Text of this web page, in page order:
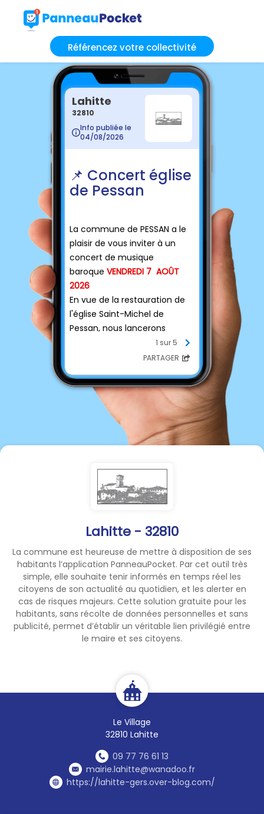
Référencez votre collectivité
Lahitte - 32810
La commune est heureuse de mettre à disposition de ses
habitants l’application PanneauPocket. Par cet outil très
simple, elle souhaite tenir informés en temps réel les
citoyens de son actualité au quotidien, et les alerter en
cas de risques majeurs. Cette solution gratuite pour les
habitants, sans récolte de données personnelles et sans
publicité, permet d’établir un véritable lien privilégié entre
le maire et ses citoyens.
Le Village
32810 Lahitte
09 77 76 61 13
mairie.lahitte@wanadoo.fr
https://lahitte-gers.over-blog.com/
Lahitte
32810
Info publiée le
04/08/2026
📌 Concert église
de Pessan
La commune de PESSAN a le
plaisir de vous inviter à un
concert de musique
baroque VENDREDI 7 AOÛT
2026
En vue de la restauration de
l'église Saint-Michel de
Pessan, nous lancerons
officiellement, à cette
occasion, la collecte de la
Sous le parrainage d'Arnaud
Daguin, cette soirée se
tiendra dans l'abbatiale de
Pessan, en présence de
représentant de la Fondation
sera interprété par Lisa
Hagemann et Laura Agut,
professionnelles et membres
Dès 17h30, une visite des
points clés et fragiles de
l'église vous sera proposée,
suivie du lancement officiel à
18h15 puis du concert.
Un temps convivial clôturera
la soirée dans le jardin du
cloître.
patrimonial une démarche
collective, vivante et tournée
N'hésitez pas à partager
largement cette invitation
auprès de vos amis ou de
toute personne sensible à la
musique classique, à la
1 sur 5
PARTAGER